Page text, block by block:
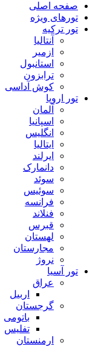
صفحه اصلی
تورهای ویژه
تور ترکیه
آنتالیا
ازمیر
استانبول
ترابزون
کوش آداسی
تور اروپا
آلمان
اسپانیا
انگلیس
ایتالیا
ایرلند
دانمارک
سوئد
سوئیس
فرانسه
فنلاند
قبرس
لهستان
مجارستان
نروژ
تور آسیا
عراق
اربیل
گرجستان
باتومی
تفلیس
ارمنستان